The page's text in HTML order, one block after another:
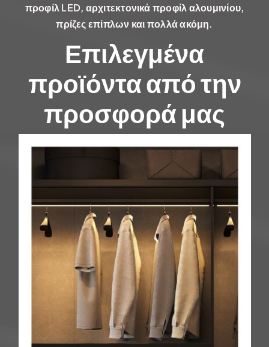
προφίλ LED, αρχιτεκτονικά προφίλ αλουμινίου,
πρίζες επίπλων και πολλά ακόμη.
Επιλεγμένα
προϊόντα από την
προσφορά μας